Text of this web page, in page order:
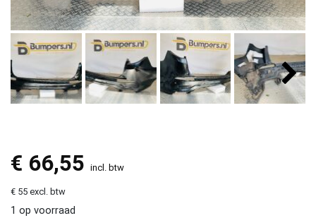
€ 66,55 incl. btw
€ 55 excl. btw
1 op voorraad